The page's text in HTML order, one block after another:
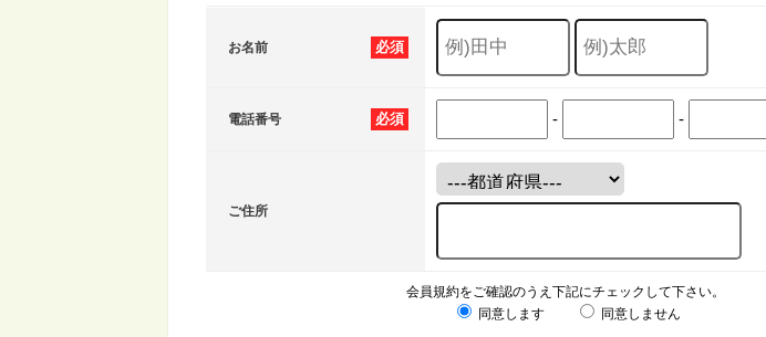
必須
お名前
必須
電話番号 - -
ご住所
会員規約をご確認のうえ下記にチェックして下さい。
同意します
同意しません